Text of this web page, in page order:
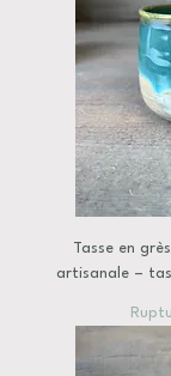
Tasse en
artisanale –